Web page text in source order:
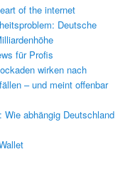
of the internet
Deutsche
für Profis
wirken nach
– und meint offenbar
Wie abhängig Deutschland